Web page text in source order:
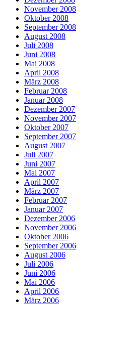
November 2008
Oktober 2008
September 2008
August 2008
Juli 2008
Juni 2008
Mai 2008
April 2008
März 2008
Februar 2008
Januar 2008
Dezember 2007
November 2007
Oktober 2007
September 2007
August 2007
Juli 2007
Juni 2007
Mai 2007
April 2007
März 2007
Februar 2007
Januar 2007
Dezember 2006
November 2006
Oktober 2006
September 2006
August 2006
Juli 2006
Juni 2006
Mai 2006
April 2006
März 2006